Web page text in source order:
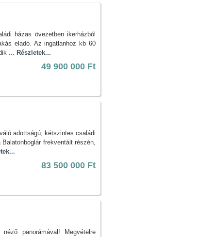
házas övezetben ikerházból
eladó. Az ingatlanhoz kb 60
... Részletek...
49 900 000 Ft
adottságú, kétszintes családi
frekventált részén,
83 500 000 Ft
panorámával! Megvételre